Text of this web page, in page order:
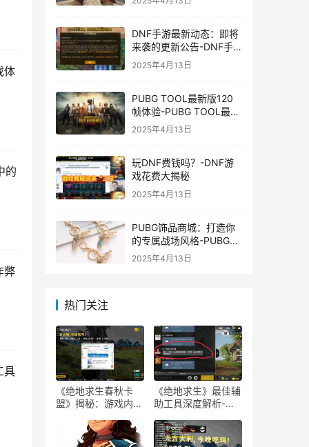
体
的
弊
具
DNF手游最新动态：即将
来袭的更新公告-DNF手
游最新消息与更新时间表
2025年4月13日
PUBG TOOL最新版120
帧体验-PUBG TOOL最新
版120帧游戏体验优化
2025年4月13日
玩DNF费钱吗？-DNF游
戏花费大揭秘
2025年4月13日
PUBG饰品商城：打造你
的专属战场风格-PUBG游
戏内饰品购买指南
2025年4月13日
热门关注
《绝地求生春秋卡
盟》揭秘：游戏内外
《绝地求生》最佳辅
助工具深度解析-
知：选择最佳游戏辅
助软件的指南